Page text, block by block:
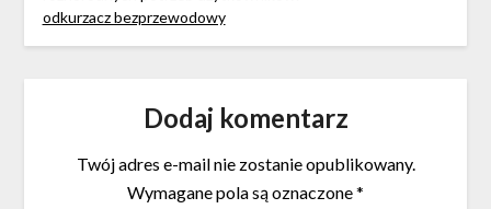
odkurzacz bezprzewodowy
Dodaj komentarz
Twój adres e-mail nie zostanie opublikowany.
Wymagane pola są oznaczone*